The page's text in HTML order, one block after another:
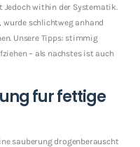
Jedoch within der Systematik.
schlichtweg anhand
Unsere Tipps: stimmig
– als nachstes ist auch
fur fettige
sauberung drogenberauscht